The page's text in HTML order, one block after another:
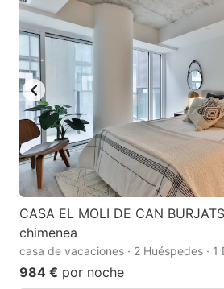
CASA EL MOLI DE CAN
chimenea
casa de vacaciones · 2 Huéspedes · 1
984 € por noche